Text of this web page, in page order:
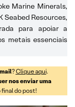
Marine Minerals,
Seabed Resources,
para apoiar a
metais essenciais
?Clique aqui.
nos enviar uma
do post!